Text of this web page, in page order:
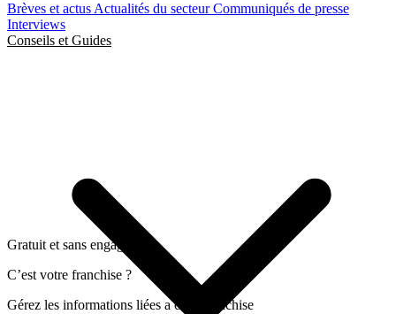
Brèves et actus Actualités du secteurCommuniqués de presse
Interviews
Conseils et Guides
Gratuit et sans engagement
C’est votre franchise ?
Gérez les informations liées a cette franchise